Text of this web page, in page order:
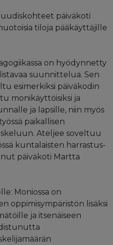
päiväkoti
tiloja pääkäyttäjille
on hyödynnetty
suunnittelua. Sen
esimerkiksi päiväkodin
monikäyttöisiksi ja
ja lapsille, niin myös
paikallisen
Ateljee soveltuu
kuntalaisten harrastus-
päiväkoti Martta
Moniossa on
oppimisympäristön lisäksi
ja itsenäiseen